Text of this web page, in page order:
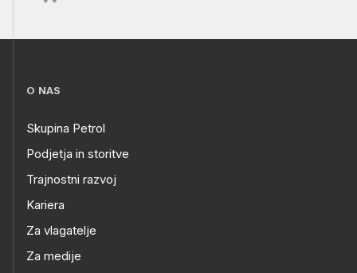
O NAS
Skupina Petrol
Podjetja in storitve
Trajnostni razvoj
Kariera
Za vlagatelje
Za medije